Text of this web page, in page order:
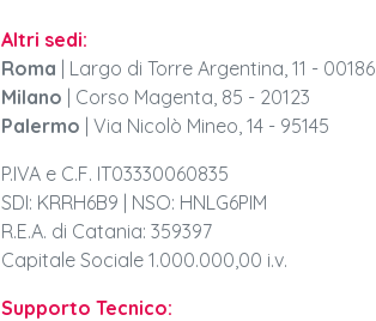
Altri sedi:
Roma
| Largo di Torre Argentina, 11 - 00186
Milano | Corso Magenta, 85 - 20123
Palermo | Via Nicolò Mineo, 14 - 95145
P.IVA e C.F. IT03330060835
SDI: KRRH6B9 | NSO: HNLG6PIM
R.E.A. di Catania: 359397
Capitale Sociale 1.000.000,00 i.v.
Supporto Tecnico: